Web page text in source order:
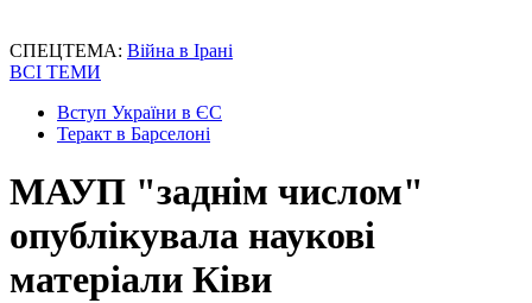
СПЕЦТЕМА: Війна в Ірані
ВСІ ТЕМИ
Вступ України в ЄС
Теракт в Барселоні
МАУП "заднім числом"
опублікувала наукові
матеріали Ківи